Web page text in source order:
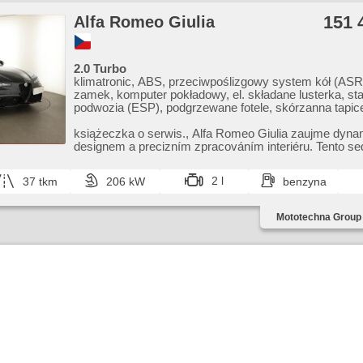
Alfa Romeo Giulia 151
2.0 Turbo
klimatronic, ABS, przeciwpoślizgowy system kół
zamek, komputer pokładowy, el. składane lusterka,
podwozia (ESP), podgrzewane fotele, skórzanna
USB, 8x poduszka powietrzna, elektryczna regulacja
podgrzewana kierownica, asystent pasa ruchu, dach
opuszczane szyby, szyberdach, radio fabryczne,
4x4
książeczka o serwis.,​ Alfa Romeo Giulia zaujme
designem a precizním zpracováním interiéru. Tento
37 tkm 206 kW 2 l benzyna
Mototechna Group